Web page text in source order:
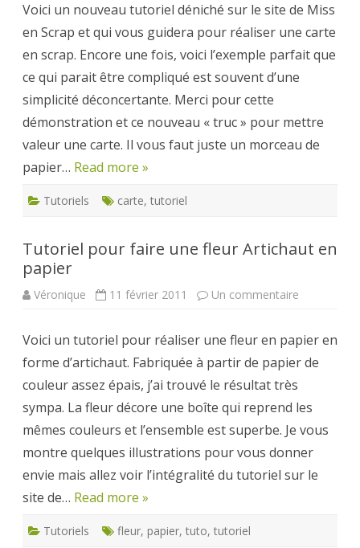
une
créative
Voici un nouveau tutoriel déniché sur le site de Miss
en Scrap et qui vous guidera pour réaliser une carte
en scrap. Encore une fois, voici l’exemple parfait que
ce qui parait être compliqué est souvent d’une
simplicité déconcertante. Merci pour cette
démonstration et ce nouveau « truc » pour mettre
valeur une carte. Il vous faut juste un morceau de
papier… Read more »
Tutoriels carte, tutoriel
Tutoriel pour faire une fleur Artichaut en
papier
Véronique 11 février 2011 Un commentaire
une
Artichaut
Voici un tutoriel pour réaliser une fleur en papier en
forme d’artichaut. Fabriquée à partir de papier de
couleur assez épais, j’ai trouvé le résultat très
sympa. La fleur décore une boîte qui reprend les
mêmes couleurs et l’ensemble est superbe. Je vous
montre quelques illustrations pour vous donner
envie mais allez voir l’intégralité du tutoriel sur le
site de… Read more »
Tutoriels fleur, papier, tuto, tutoriel